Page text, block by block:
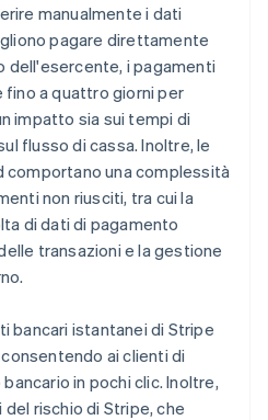
manualmente i dati
pagare direttamente
dell'esercente, i pagamenti
fino a quattro giorni per
impatto sia sui tempi di
flusso di cassa. Inoltre, le
comportano una complessità
non riusciti, tra cui la
di dati di pagamento
transazioni e la gestione
bancari istantanei di Stripe
ai clienti di
in pochi clic. Inoltre,
rischio di Stripe, che